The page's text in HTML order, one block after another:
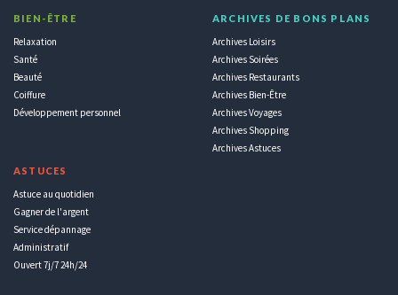
BIEN-ÊTRE
Relaxation
Santé
Beauté
Coiffure
Développement personnel
ASTUCES
Astuce au quotidien
Gagner de l'argent
Service dépannage
Administratif
Ouvert 7j/7 24h/24
ARCHIVES DE BONS PLANS
Archives Loisirs
Archives Soirées
Archives Restaurants
Archives Bien-Être
Archives Voyages
Archives Shopping
Archives Astuces